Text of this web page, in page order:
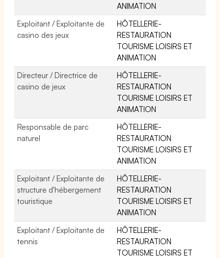
ANIMATION
Exploitant / Exploitante de
casino des jeux
HÔTELLERIE-
RESTAURATION
TOURISME LOISIRS ET
ANIMATION
Directeur / Directrice de
casino de jeux
HÔTELLERIE-
RESTAURATION
TOURISME LOISIRS ET
ANIMATION
Responsable de parc
naturel
HÔTELLERIE-
RESTAURATION
TOURISME LOISIRS ET
ANIMATION
Exploitant / Exploitante de
structure d'hébergement
touristique
HÔTELLERIE-
RESTAURATION
TOURISME LOISIRS ET
ANIMATION
Exploitant / Exploitante de
tennis
HÔTELLERIE-
RESTAURATION
TOURISME LOISIRS ET